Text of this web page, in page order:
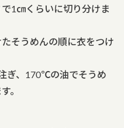
1㎝くらいに切り分けま
そうめんの順に衣をつけ
ぎ、170℃の油でそうめ
。